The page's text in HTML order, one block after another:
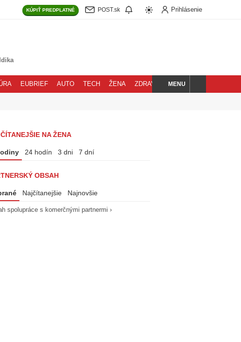
KÚPIŤ PREDPLATNÉ POST.sk Prihlásenie
EUBRIEF AUTO TECH ŽENA ZDRAVIE BLOG
HĽADAJMENU
NA ŽENA
24 hodín 3 dni 7 dní
OBSAH
Najčítanejšie Najnovšie
spolupráce s komerčnými partnermi ›